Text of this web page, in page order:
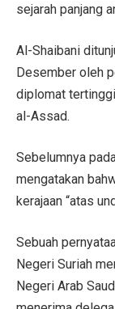
sejarah panjang
Al-Shaibani
Desember oleh
diplomat
al-Assad.
Sebelumnya
mengatakan
kerajaan “atas
Sebuah
Negeri Suriah
Negeri Arab